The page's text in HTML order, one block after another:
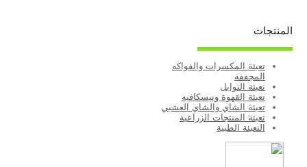
تعبئة المكسرات والفواكه
المجففة
تعبئة التوابل
تعبئة القهوة ونيسكافيه
تعبئة الشاي والشاي العشبي
تعبئة المنتجات الزراعية
التعبئة الطبية